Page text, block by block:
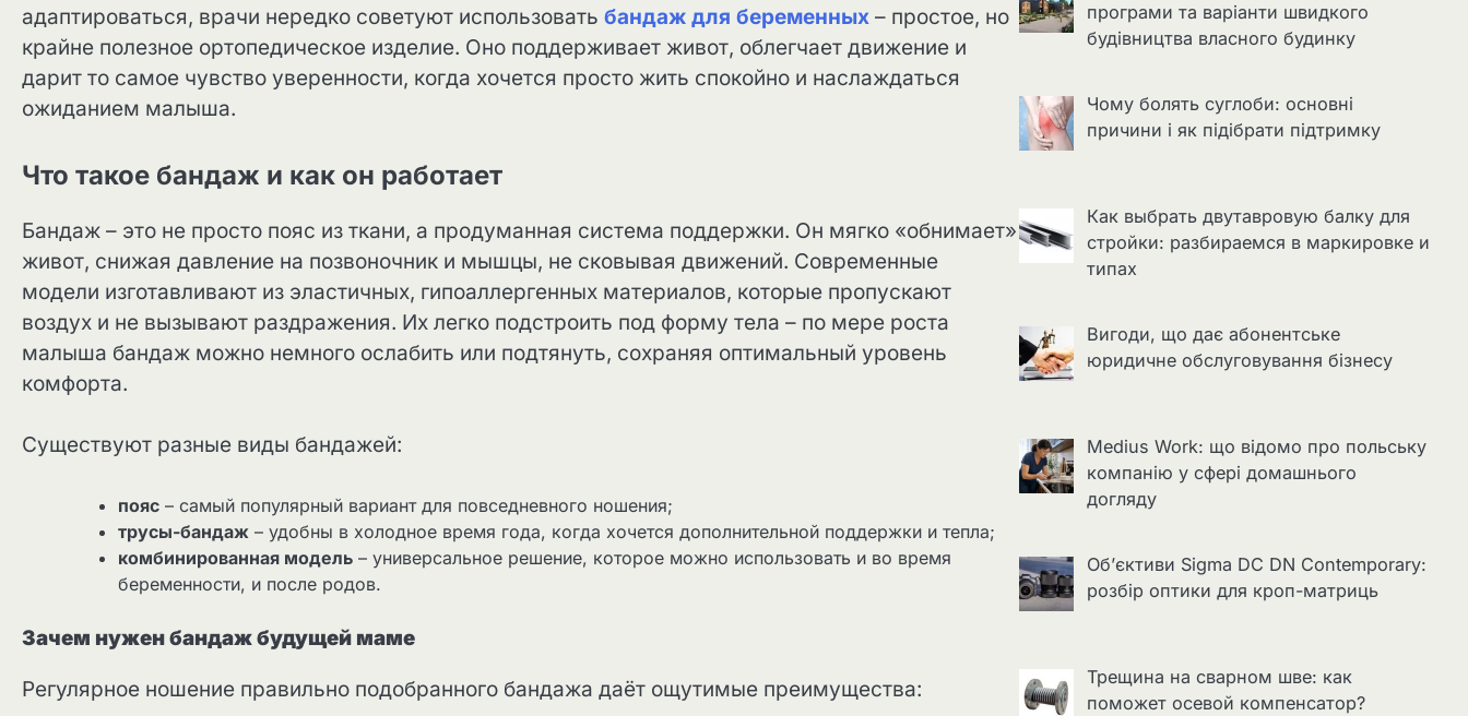
адаптироваться, врачи нередко советуют использовать бандаж для беременных – простое, но
крайне полезное ортопедическое изделие. Оно поддерживает живот, облегчает движение и
дарит то самое чувство уверенности, когда хочется просто жить спокойно и наслаждаться
ожиданием малыша.
Что такое бандаж и как он работает
Бандаж – это не просто пояс из ткани, а продуманная система поддержки. Он мягко «обнимает»
живот, снижая давление на позвоночник и мышцы, не сковывая движений. Современные
модели изготавливают из эластичных, гипоаллергенных материалов, которые пропускают
воздух и не вызывают раздражения. Их легко подстроить под форму тела – по мере роста
малыша бандаж можно немного ослабить или подтянуть, сохраняя оптимальный уровень
комфорта.
Существуют разные виды бандажей:
пояс – самый популярный вариант для повседневного ношения;
трусы-бандаж – удобны в холодное время года, когда хочется дополнительной поддержки и тепла;
комбинированная модель – универсальное решение, которое можно использовать и во время
беременности, и после родов.
Зачем нужен бандаж будущей маме
Регулярное ношение правильно подобранного бандажа даёт ощутимые преимущества:
програми та варіанти швидкого
будівництва власного будинку
Чому болять суглоби: основні
причини і як підібрати підтримку
Как выбрать двутавровую балку для
стройки: разбираемся в маркировке и
типах
Вигоди, що дає абонентське
юридичне обслуговування бізнесу
Medius Work: що відомо про польську
компанію у сфері домашнього
догляду
Об’єктиви Sigma DC DN Contemporary:
розбір оптики для кроп-матриць
Трещина на сварном шве: как
поможет осевой компенсатор?